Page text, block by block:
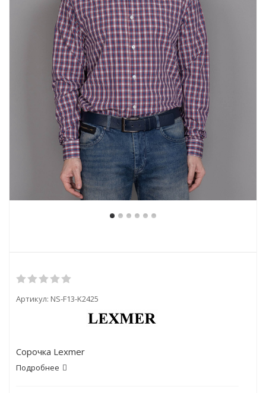
Артикул: NS-F13-K2425
Сорочка Lexmer
Подробнее